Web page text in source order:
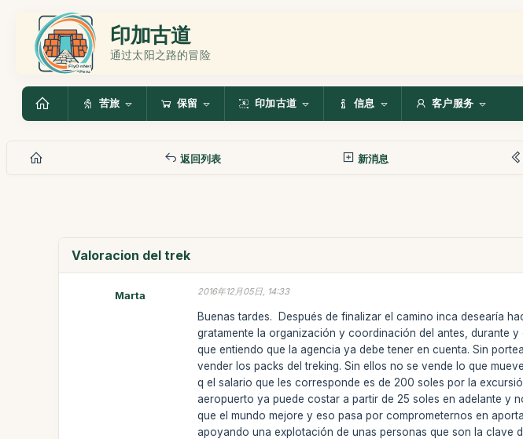
印加古道
通过太阳之路的冒险
苦旅 保留 印加古道 信息 客户服务
返回列表 新消息
Valoracion del trek
Marta 2016年12月05日, 14:33
Buenas tardes. Después de finalizar el camino inca desearía
gratamente la organización y coordinación del antes, durante
que entiendo que la agencia ya debe tener en cuenta. Sin
vender los packs del treking. Sin ellos no se vende lo que
q el salario que les corresponde es de 200 soles por la
aeropuerto ya puede costar a partir de 25 soles en adelante y
que el mundo mejore y eso pasa por comprometernos en
apoyando una explotación de unas personas que son la clave